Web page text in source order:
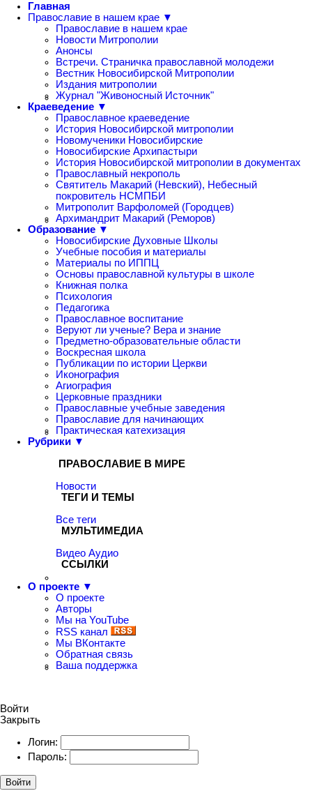
Главная
Православие в нашем крае ▼
Православие в нашем крае
Новости Митрополии
Анонсы
Встречи. Страничка православной молодежи
Вестник Новосибирской Митрополии
Издания митрополии
Журнал "Живоносный Источник"
Краеведение ▼
Православное краеведение
История Новосибирской митрополии
Новомученики Новосибирские
Новосибирские Архипастыри
История Новосибирской митрополии в документах
Православный некрополь
Святитель Макарий (Невский), Небесный
покровитель НСМПБИ
Митрополит Варфоломей (Городцев)
Архимандрит Макарий (Реморов)
Образование ▼
Новосибирские Духовные Школы
Учебные пособия и материалы
Материалы по ИППЦ
Основы православной культуры в школе
Книжная полка
Психология
Педагогика
Православное воспитание
Веруют ли ученые? Вера и знание
Предметно-образовательные области
Воскресная школа
Публикации по истории Церкви
Иконография
Агиография
Церковные праздники
Православные учебные заведения
Православие для начинающих
Практическая катехизация
Рубрики ▼
ПРАВОСЛАВИЕ В МИРЕ
Новости
ТЕГИ И ТЕМЫ
Все теги
МУЛЬТИМЕДИА
Видео Аудио
ССЫЛКИ
О проекте ▼
О проекте
Авторы
Мы на YouTube
RSS канал
Мы ВКонтакте
Обратная связь
Ваша поддержка
Войти
Закрыть
Логин:
Пароль:
Войти